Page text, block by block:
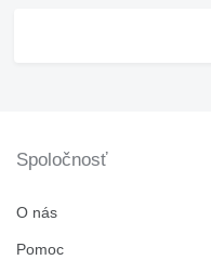
Spoločnosť
O nás
Pomoc